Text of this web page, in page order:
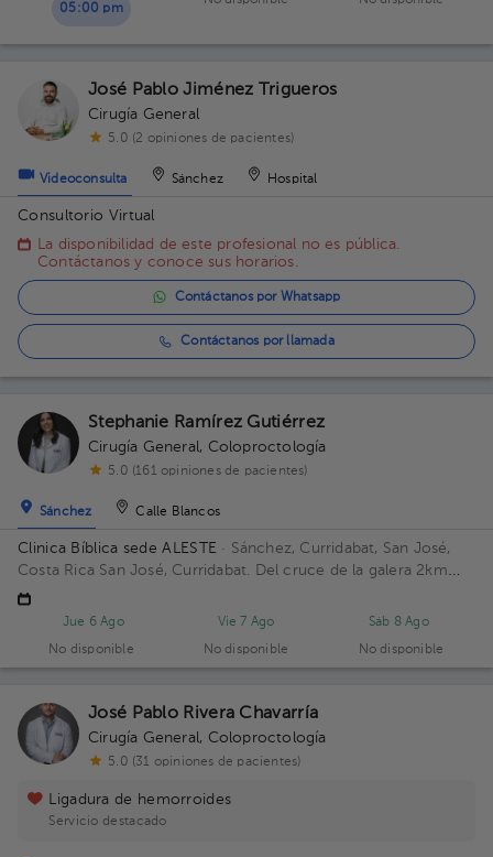
05:00 pm
José Pablo Jiménez Trigueros
Cirugía General
5.0 (2 opiniones de pacientes)
Videoconsulta Sánchez Hospital
Consultorio Virtual
La disponibilidad de este profesional no es pública.
Contáctanos y conoce sus horarios.
Contáctanos por Whatsapp
Contáctanos por llamada
Stephanie Ramírez Gutiérrez
Cirugía General, Coloproctología
5.0 (161 opiniones de pacientes)
Sánchez Calle Blancos
Clinica Bíblica sede ALESTE · Sánchez, Curridabat, San José,
Costa Rica San José, Curridabat. Del cruce de la galera 2km
norte, frente al colegio SEK. Piso 5. Consultorio 513.
Jue 6 Ago
No disponible
Vie 7 Ago
No disponible
Sáb 8 Ago
No disponible
José Pablo Rivera Chavarría
Cirugía General, Coloproctología
5.0 (31 opiniones de pacientes)
Ligadura de hemorroides
Servicio destacado